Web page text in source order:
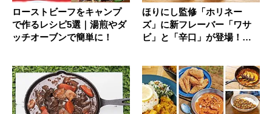
ローストビーフをキャンプ
で作るレシピ5選｜湯煎やダ
ッチオーブンで簡単に！
ほりにし監修「ホリネー
ズ」に新フレーバー「ワサ
ビ」と「辛口」が登場！簡